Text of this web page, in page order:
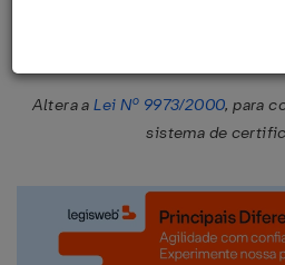
Publicado no
Altera aLei Nº 9973/2000, para
sistema de